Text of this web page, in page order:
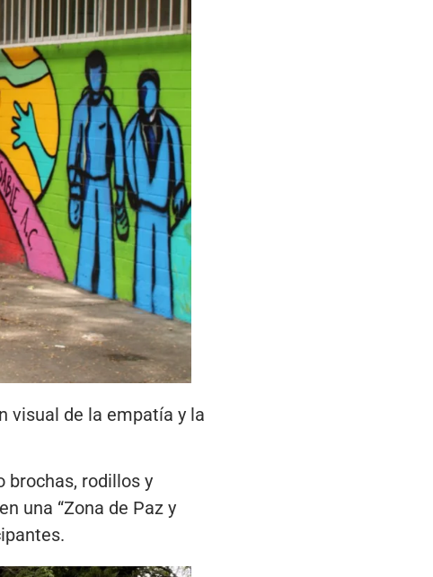
visual de la empatía y la
brochas, rodillos y
una “Zona de Paz y